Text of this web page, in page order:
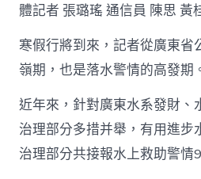
體記者 張璐瑤 通信員 陳思 黃
寒假行將到來，記者從廣東
嶺期，也是落水警情的高發期
近年來，針對廣東水系發財、
治理部分多措并舉，有用進
治理部分共接報水上救助警情